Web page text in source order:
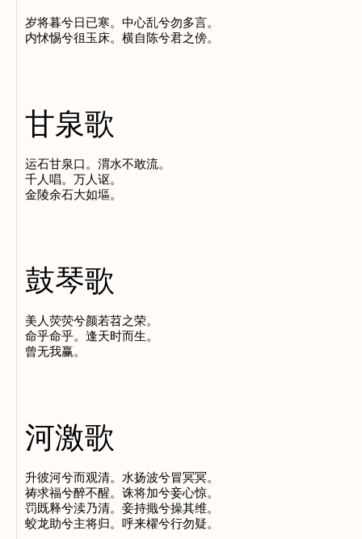
岁将暮兮日已寒。中心乱兮勿多言。
甘泉歌
运石甘泉口。渭水不敢流。
千人唱。万人讴。
鼓琴歌
美人荧荧兮颜若苕之荣。
命乎命乎。逢天时而生。
河激歌
升彼河兮而观清。水扬波兮冒冥冥。
祷求福兮醉不醒。诛将加兮妾心惊。
罚既释兮渎乃清。妾持擑兮操其维。